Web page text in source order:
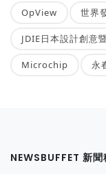
OpView 世界
JDIE日本設計創意
Microchip 永
NEWSBUFFET 新